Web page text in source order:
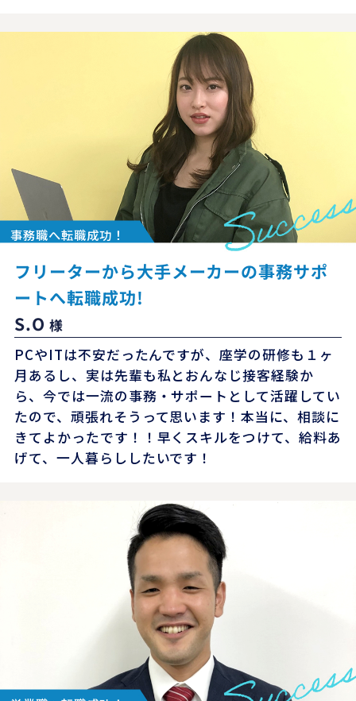
事務職へ転職成功！
フリーターから大手メーカーの事務サポ
ートへ転職成功!
S.O 様
PCやITは不安だったんですが、座学の研修も１ヶ
月あるし、実は先輩も私とおんなじ接客経験か
ら、今では一流の事務・サポートとして活躍してい
たので、頑張れそうって思います！本当に、相談に
きてよかったです！！早くスキルをつけて、給料あ
げて、一人暮らししたいです！